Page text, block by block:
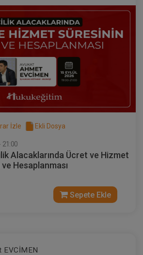
- IV. Medeni Hukuk
Oturum
Sepete Ekle
İzle Ekli Dosya
21:00
Alacaklarında Ücret ve Hizmet
Hesaplanması
Sepete Ekle
EVCİMEN